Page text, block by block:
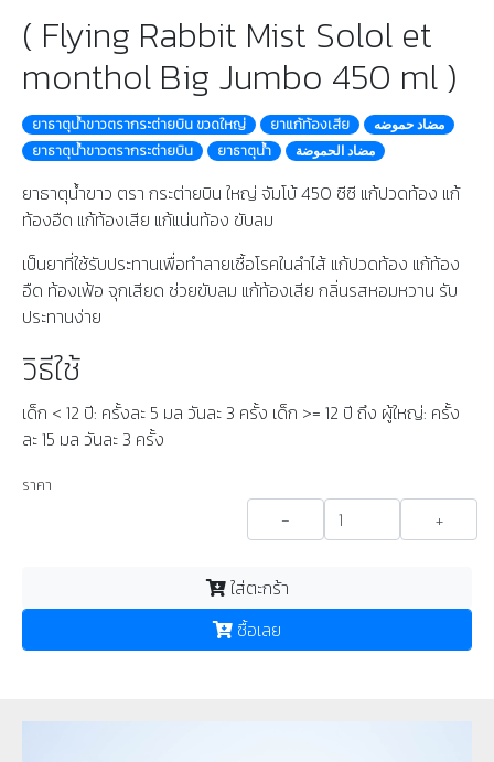
( Flying Rabbit Mist Solol et
monthol Big Jumbo 450 ml )
ยาธาตุน้ําขาวตรากระต่ายบิน ขวดใหญ่ ยาแก้ท้องเสีย
مضاد حموضه
ยาธาตุน้ําขาวตรากระต่ายบิน
ยาธาตุน้ํา مضاد الحموضة
ยาธาตุน้ำขาว ตรา กระต่ายบิน ใหญ่ จัมโบ้ 450 ซีซี แก้ปวดท้อง แก้
ท้องอืด แก้ท้องเสีย แก้แน่นท้อง ขับลม
เป็นยาที่ใช้รับประทานเพื่อทำลายเชื้อโรคในลำไส้ แก้ปวดท้อง แก้ท้อง
อืด ท้องเฟ้อ จุกเสียด ช่วยขับลม แก้ท้องเสีย กลิ่นรสหอมหวาน รับ
ประทานง่าย
วิธีใช้
เด็ก < 12 ปี: ครั้งละ 5 มล วันละ 3 ครั้ง เด็ก >= 12 ปี ถึง ผู้ใหญ่: ครั้ง
ละ 15 มล วันละ 3 ครั้ง
ราคา
- +
ใส่ตะกร้า
ซื้อเลย